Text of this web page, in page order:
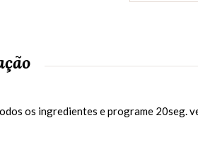
os ingredientes e programe 20seg.